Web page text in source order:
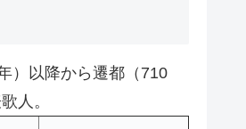
）以降から遷都（710
人。